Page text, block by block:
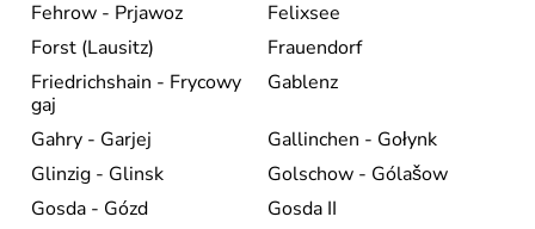
Fehrow - Prjawoz
Felixsee
Forst (Lausitz)
Frauendorf
Friedrichshain - Frycowy
gaj
Gablenz
Gahry - Garjej
Gallinchen - Gołynk
Glinzig - Glinsk
Golschow - Gólašow
Gosda - Gózd
Gosda II